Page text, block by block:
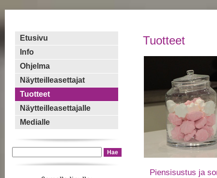
Etusivu
Info
Ohjelma
Näytteilleasettajat
Tuotteet
Näytteilleasettajalle
Medialle
Tuotteet
Piensisustus ja